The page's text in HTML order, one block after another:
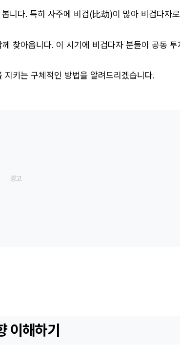
니다. 특히 사주에 비겁(比劫)이 많아 비겁다자
아옵니다. 이 시기에 비겁다자 분들이 공동
키는 구체적인 방법을 알려드리겠습니다.
이해하기